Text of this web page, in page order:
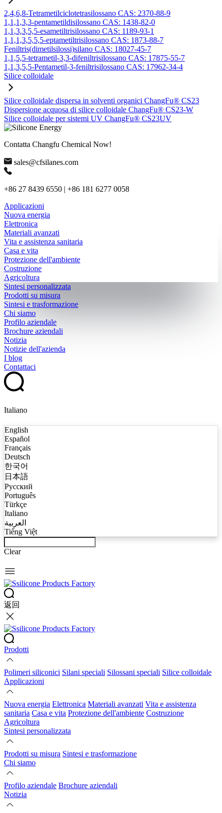
2,4,6,8-Tetrametilciclotetrasilossano CAS: 2370-88-9
1,1,1,3,3-pentametildisilossano CAS: 1438-82-0
1,1,3,3,5,5-esametiltrisilossano CAS: 1189-93-1
1,1,1,3,5,5,5-eptametiltrisilossano CAS: 1873-88-7
Feniltris(dimetilsilossi)silano CAS: 18027-45-7
1,1,5,5-tetrametil-3,3-difeniltrisilossano CAS: 17875-55-7
1,1,3,5,5-Pentametil-3-feniltrisilossano CAS: 17962-34-4
Silice colloidale
Silice colloidale dispersa in solventi organici ChangFu® CS23
Dispersione acquosa di silice colloidale ChangFu® CS23-W
Silice colloidale per sistemi UV ChangFu® CS23UV
Contatta Changfu Chemical Now!
sales@cfsilanes.com
+86 27 8439 6550 | +86 181 6277 0058
Applicazioni
Nuova energia
Elettronica
Materiali avanzati
Vita e assistenza sanitaria
Casa e vita
Protezione dell'ambiente
Costruzione
Agricoltura
Sintesi personalizzata
Prodotti su misura
Sintesi e trasformazione
Chi siamo
Profilo aziendale
Brochure aziendali
Notizia
Notizie dell'azienda
I blog
Contattaci
Italiano
English
Español
Français
Deutsch
한국어
日本語
Русский
Português
Türkçe
Italiano
العربية
Tiếng Việt
Clear
返回
Prodotti
Polimeri siliconici Silani speciali Silossani speciali Silice colloidale
Applicazioni
Nuova energia Elettronica Materiali avanzati Vita e assistenza
sanitaria Casa e vita Protezione dell'ambiente Costruzione
Agricoltura
Sintesi personalizzata
Prodotti su misura Sintesi e trasformazione
Chi siamo
Profilo aziendale Brochure aziendali
Notizia